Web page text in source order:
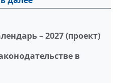
– 2027 (проект)
в